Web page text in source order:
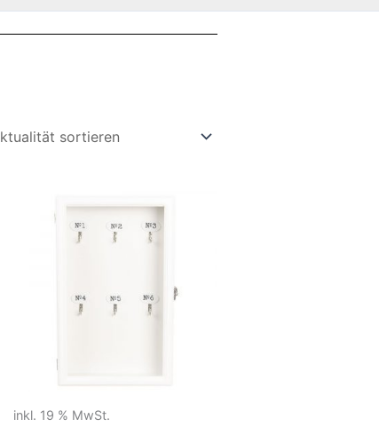
inkl. 19 % MwSt.